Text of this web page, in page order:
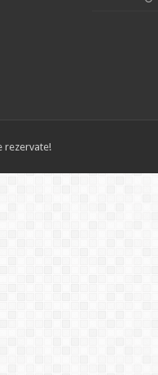
rezervate!